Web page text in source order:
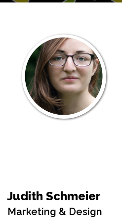
Judith Schmeier
Marketing & Design